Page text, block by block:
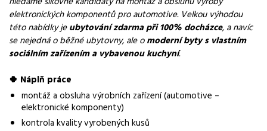
Pozice
Montážní dělník
Normalizovaná profese
Obor / skupina
výroba
Lokalita nabídky
elektronických komponentů pro automotive. Velkou výhodou
této nabídky jeubytování zdarma při 100% docházce, a navíc
se nejedná o běžné ubytovny, ale omoderní byty s vlastním
sociálním zařízením a vybavenou kuchyní.
🍀 Náplň práce
montáž a obsluha výrobních zařízení (automotive –
elektronické komponenty)
kontrola kvality vyrobených kusů